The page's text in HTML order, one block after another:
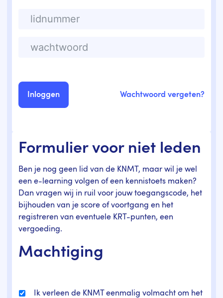
Wachtwoord vergeten?
Formulier voor niet leden
Ben je nog geen lid van de KNMT, maar wil je wel
een e-learning volgen of een kennistoets maken?
Dan vragen wij in ruil voor jouw toegangscode, het
bijhouden van je score of voortgang en het
registreren van eventuele KRT-punten, een
vergoeding.
Machtiging
Ik verleen de KNMT eenmalig volmacht om het